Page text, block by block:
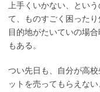
上手くいかない、とい
て、ものすごく困った
目的地がたいていの場
もある。
つい先日も、自分が高
ットを売ってもらえない